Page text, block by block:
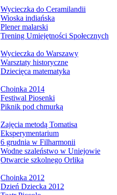
Wycieczka do Ceramilandii
Wioska indiańska
Plener malarski
Trening Umiejętności Społecznych
Wycieczka do Warszawy
Warsztaty historyczne
Dziecięca matematyka
Choinka 2014
Festiwal Piosenki
Piknik pod chmurką
Zajęcia metodą Tomatisa
Eksperymentarium
6 grudnia w Filharmonii
Wodne szaleństwo w Uniejowie
Otwarcie szkolnego Orlika
Choinka 2012
Dzień Dziecka 2012